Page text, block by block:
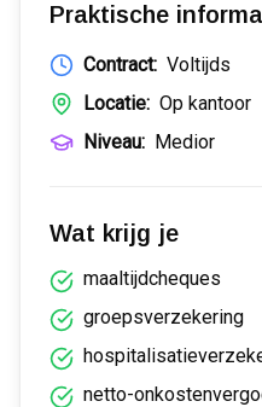
Praktische
Contract: Voltijds
Locatie: Op kantoor
Niveau: Medior
Wat krijg je
maaltijdcheques
groepsverzekering
netto-